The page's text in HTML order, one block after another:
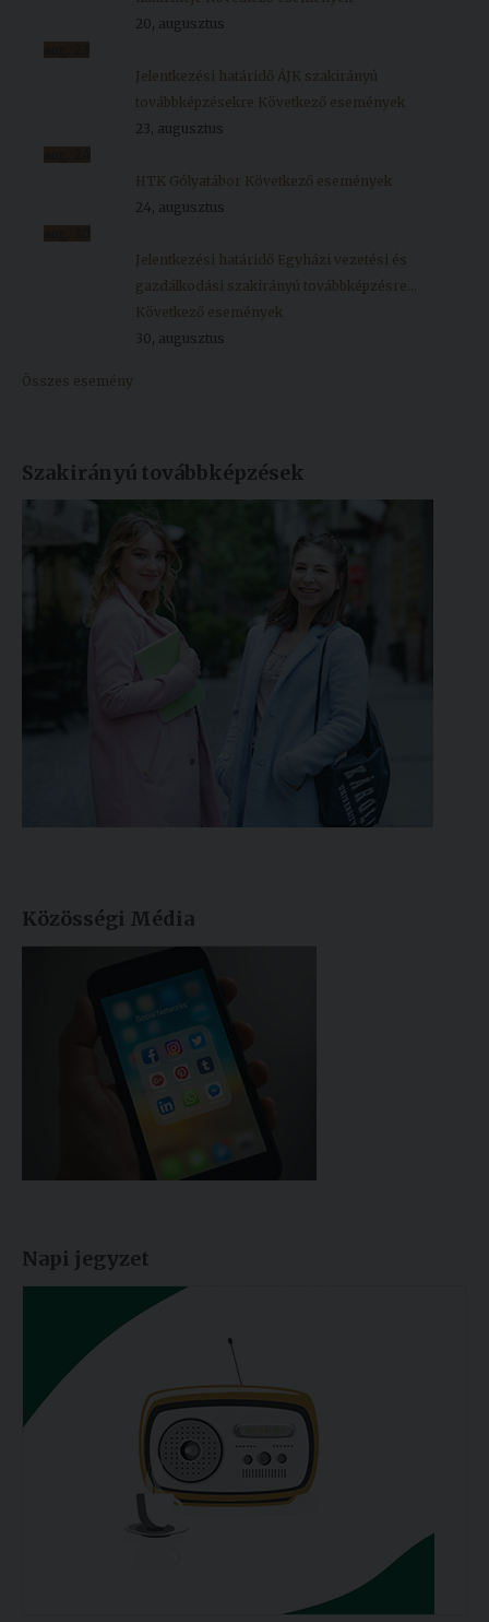
20, augusztus
Jelentkezési határidő ÁJK szakirányú
továbbképzésekre Következő események
23, augusztus
HTK Gólyatábor Következő események
24, augusztus
Jelentkezési határidő Egyházi vezetési és
gazdálkodási szakirányú továbbképzésre...
Következő események
30, augusztus
Összes esemény
Szakirányú továbbképzések
Közösségi Média
Napi jegyzet